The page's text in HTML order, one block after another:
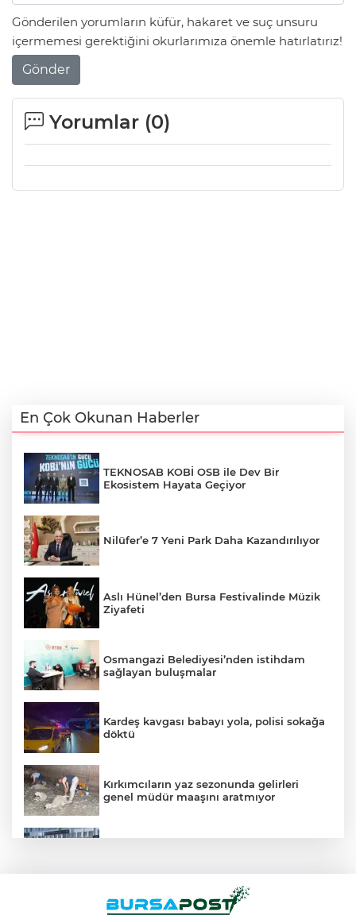
Gönderilen yorumların küfür, hakaret ve suç unsuru
içermemesi gerektiğini okurlarımıza önemle hatırlatırız!
Gönder
Yorumlar (0)
En Çok Okunan Haberler
TEKNOSAB KOBİ OSB ile Dev Bir
Ekosistem Hayata Geçiyor
Nilüfer’e 7 Yeni Park Daha Kazandırılıyor
Aslı Hünel’den Bursa Festivalinde Müzik
Ziyafeti
Osmangazi Belediyesi’nden istihdam
sağlayan buluşmalar
Kardeş kavgası babayı yola, polisi sokağa
döktü
Kırkımcıların yaz sezonunda gelirleri
genel müdür maaşını aratmıyor
Şekibe İnsel Doğal Yaşam Çiftliği atlı